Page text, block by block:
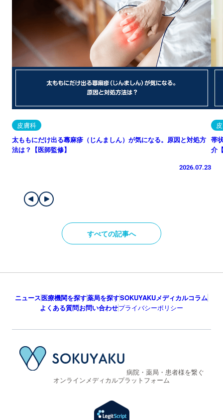
皮膚科
太ももにだけ出る蕁麻疹（じんましん）が気になる。原因と対処方
法は？【医師監修】
2026.07.23
帯
介
すべての記事へ
ニュース医療機関を探す薬局を探すSOKUYAKUメディカルコラム
よくある質問お問い合わせプライバシーポリシー
病院・薬局・患者様を繋ぐ
オンラインメディカルプラットフォーム